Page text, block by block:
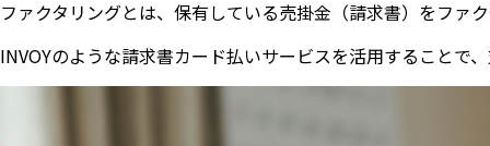
ファクタリングとは、保有している売掛金（請求書）をファ
INVOYのような請求書カード払いサービスを活用すること